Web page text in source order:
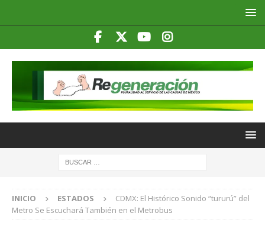
INICIO ESTADOS
CDMX: El Histórico Sonido “tururú” del
Metro Se Escuchará También en el Metrobus